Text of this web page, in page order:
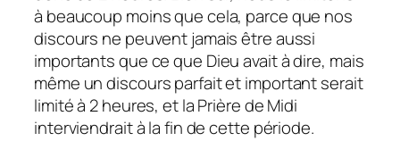
à beaucoup moins que cela, parce que nos
discours ne peuvent jamais être aussi
importants que ce que Dieu avait à dire, mais
même un discours parfait et important serait
limité à 2 heures, et la Prière de Midi
interviendrait à la fin de cette période.